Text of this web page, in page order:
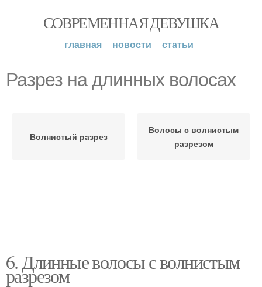
СОВРЕМЕННАЯ ДЕВУШКА
главная новости статьи
Разрез на длинных волосах
Волнистый разрез
Волосы с волнистым
разрезом
6. Длинные волосы с волнистым
разрезом